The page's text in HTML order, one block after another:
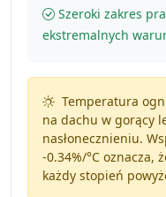
Szeroki zakres
ekstremalnych
Temperatura
na dachu w gorący
nasłonecznieniu.
-0.34%/°Coznacza,
każdy stopień